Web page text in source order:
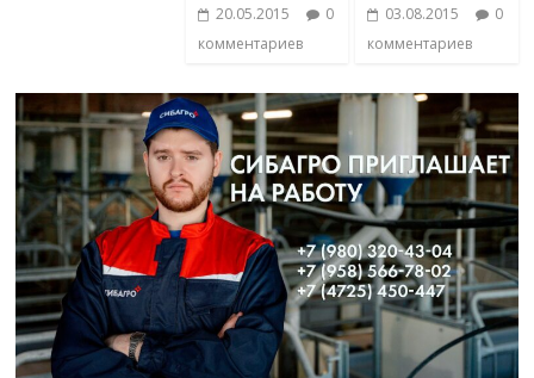
20.05.2015
0
комментариев
03.08.2015
0
комментариев